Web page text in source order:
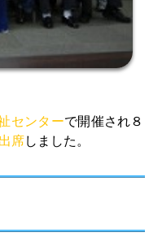
センターで開催され８
席しました。